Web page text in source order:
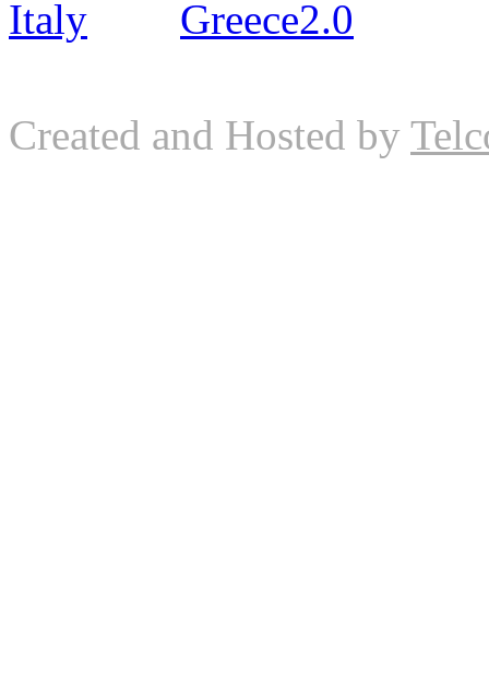
Created and Hosted by